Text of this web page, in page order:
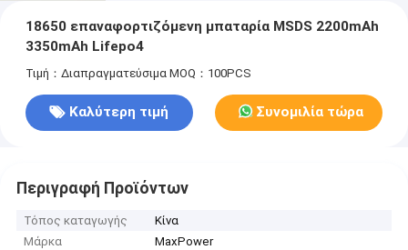
18650 επαναφορτιζόμενη μπαταρία MSDS 2200mAh
3350mAh Lifepo4
Τιμή：Διαπραγματεύσιμα MOQ：100PCS
Καλύτερη τιμή Συνομιλία τώρα
Περιγραφή Προϊόντων
Τόπος καταγωγής
Κίνα
Μάρκα
MaxPower